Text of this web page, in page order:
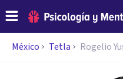
México Tetla Rogelio